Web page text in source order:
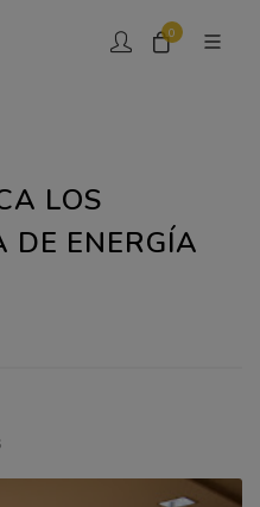
0
LOS
DE ENERGÍA